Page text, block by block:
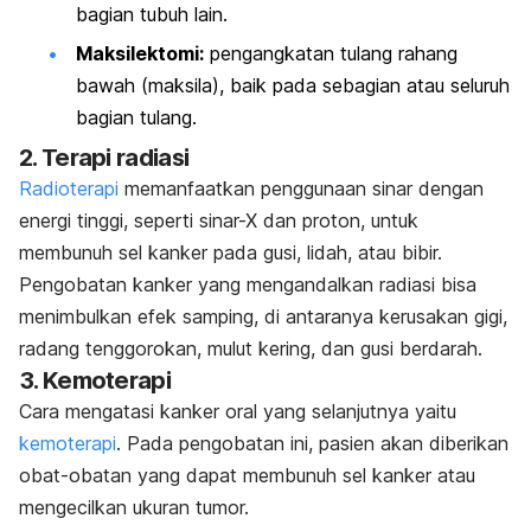
bagian tubuh lain.
Maksilektomi: pengangkatan tulang rahang
bawah (maksila), baik pada sebagian atau seluruh
bagian tulang.
2. Terapi radiasi
Radioterapi memanfaatkan penggunaan sinar dengan
energi tinggi, seperti sinar-X dan proton, untuk
membunuh sel kanker pada gusi, lidah, atau bibir.
Pengobatan kanker yang mengandalkan radiasi bisa
menimbulkan efek samping, di antaranya kerusakan gigi,
radang tenggorokan, mulut kering, dan gusi berdarah.
3. Kemoterapi
Cara mengatasi kanker oral yang selanjutnya yaitu
kemoterapi. Pada pengobatan ini, pasien akan diberikan
obat-obatan yang dapat membunuh sel kanker atau
mengecilkan ukuran tumor.